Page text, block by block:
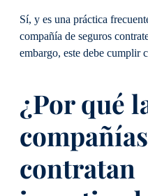
Sí, y es una práctica
compañía de seguros
embargo, este debe cumplir
¿Por qué
contratan